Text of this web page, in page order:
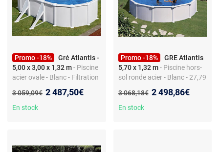
Promo -18%
Gré Atlantis -
5,00 x 3,00 x 1,32 m- Piscine
acier ovale - Blanc - Filtration
sécurité - Skimmer
Ancien prix :
3 059,09€ Nouveau prix :
2 487,50€
En stock
Promo -18%
GRE Atlantis
5,70 x 1,32 m - Piscine hors-
sol ronde acier - Blanc - 27,79
Échelle
Ancien prix :
3 068,18€ Nouveau prix :
2 498,86€
En stock